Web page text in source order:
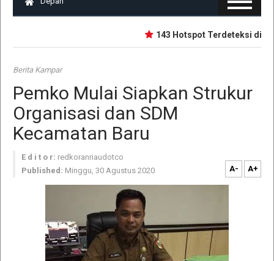
143 Hotspot Terdeteksi di
Berita Kampar
Pemko Mulai Siapkan Strukur
Organisasi dan SDM
Kecamatan Baru
E d i t o r: redkoranriaudotco
Published: Minggu, 30 Agustus 2020 A- A+